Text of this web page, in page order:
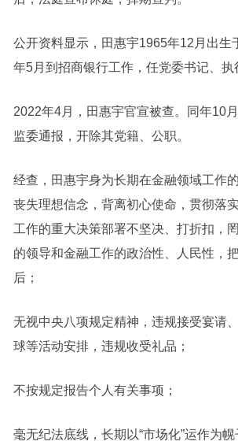
公开资料显示，田惠宇1965年12月出生
年5月到招商银行工作，任党委书记、执
2022年4月，田惠宇官宣被查。同年10
监委通报，开除其党籍、公职。
经查，田惠宇身为长期在金融领域工作
丧失理想信念，背离初心使命，贯彻落
工作的重大决策部署不坚决、打折扣，
的领导和金融工作的政治性、人民性，
后；
无视中央八项规定精神，违规接受宴请
球等活动安排，违规收受礼品；
不按规定报告个人有关事项；
毫无纪法底线，长期以“市场化”运作为幌